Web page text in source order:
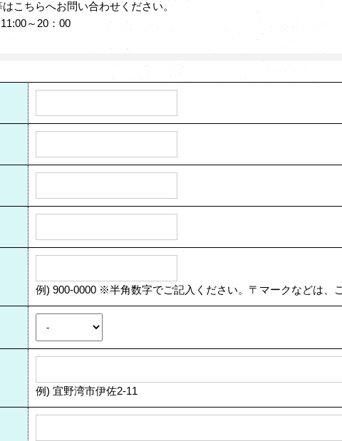
こちらへお問い合わせください。
～20：00
例) 900-0000 ※半角数字でご記入ください。〒マークなどは、
例) 宜野湾市伊佐2-11